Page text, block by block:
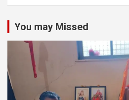
You may Missed